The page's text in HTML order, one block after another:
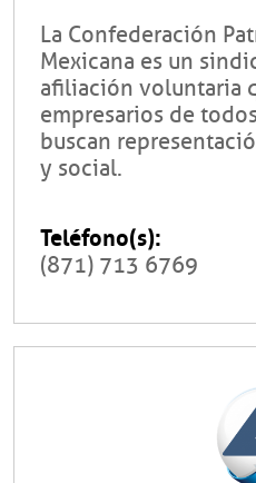
La Confederación
Mexicana es un
afiliación voluntaria
empresarios de
buscan
y social.
Teléfono(s):
(871) 713 6769